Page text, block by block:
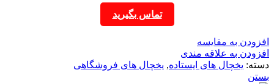
تماس بگیرید
افزودن به مقایسه
افزودن به علاقه مندی
دسته: یخچال های ایستاده, یخچال های فروشگاهی
بستن